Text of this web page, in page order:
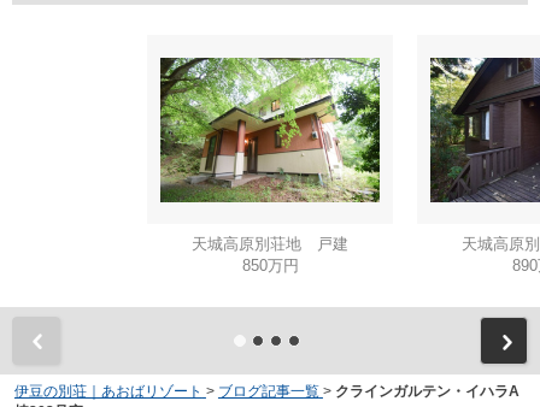
天城高原別荘地 戸建
850万円
天城高原
伊豆の別荘｜あおばリゾート > ブログ記事一覧 > クラインガルテン・イハラA